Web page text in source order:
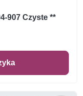
907 Czyste **